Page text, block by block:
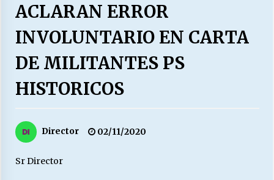
LA DC POR SIEMPRE.RECORDANDO 69 AÑOS DE
28/07/2026
“ORGULLOSOS DE SER DC” SALUDA EL
27/07/2026
LABORAL:
ACLARAN ERROR
INVOLUNTARIO EN CARTA
DE MILITANTES PS
HISTORICOS
Director 02/11/2020
Sr Director